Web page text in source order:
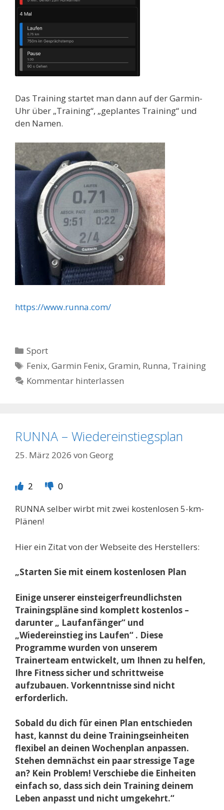
Das Training startet man dann auf der Garmin-
Uhr über „Training“, „geplantes Training“ und
den Namen.
https://www.runna.com/
Kategorien
Sport
Schlagwörter
Fenix,Garmin Fenix,Gramin, Runna, Training
Kommentar hinterlassen
RUNNA – Wiedereinstiegsplan
25. März 2026 von Georg
2
0
RUNNA selber wirbt mit zwei kostenlosen 5-km-
Plänen!
Hier ein Zitat von der Webseite des Herstellers:
„Starten Sie mit einem kostenlosen Plan
Einige unserer einsteigerfreundlichsten
Trainingspläne sind komplett kostenlos –
darunter „ Laufanfänger“ und
„Wiedereinstieg ins Laufen“ . Diese
Programme wurden von unserem
Trainerteam entwickelt, um Ihnen zu helfen,
Ihre Fitness sicher und schrittweise
aufzubauen. Vorkenntnisse sind nicht
erforderlich.
Sobald du dich für einen Plan entschieden
hast, kannst du deine Trainingseinheiten
flexibel an deinen Wochenplan anpassen.
Stehen demnächst ein paar stressige Tage
an? Kein Problem! Verschiebe die Einheiten
einfach so, dass sich dein Training deinem
Leben anpasst und nicht umgekehrt.“